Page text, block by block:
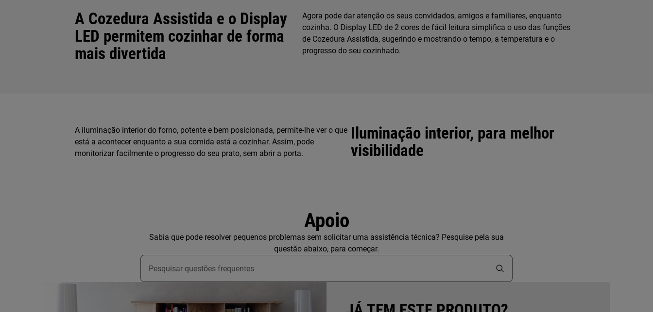
A Cozedura Assistida e o Display
LED permitem cozinhar de forma
mais divertida
Agora pode dar atenção os seus convidados, amigos e familiares, enquanto
cozinha. O Display LED de 2 cores de fácil leitura simplifica o uso das funções
de Cozedura Assistida, sugerindo e mostrando o tempo, a temperatura e o
progresso do seu cozinhado.
Iluminação interior, para melhor
visibilidade
A iluminação interior do forno, potente e bem posicionada, permite-lhe ver o que
está a acontecer enquanto a sua comida está a cozinhar. Assim, pode
monitorizar facilmente o progresso do seu prato, sem abrir a porta.
Apoio
Sabia que pode resolver pequenos problemas sem solicitar uma assistência técnica? Pesquise pela sua
questão abaixo, para começar.
Type to search for support articles